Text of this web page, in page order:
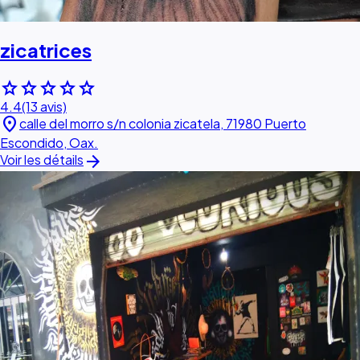
zicatrices
starstarstarstarstar
4.4(13 avis)
location_oncalle del morro s/n colonia zicatela, 71980 Puerto
Escondido, Oax.
Voir les détails arrow_forward